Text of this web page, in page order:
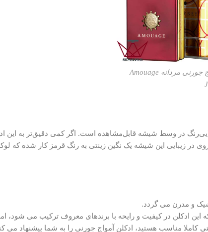
عطر ادکلن آمواج جورنی مردانه Amouage
در وسط شیشه قابل‌مشاهده است. اگر کمی دقیق‌تر به این
در زیبایی این شیشه‌ یک نگین زینتی به رنگ قرمز کار شده که
شیک و مدرن می‌ گردد.
این ادکلن در کیفیت و رایحه با برندهای معروف ترکیب می ‌شود،
کاملا مناسب هستید، ادکلن آمواج جورنی را به شما پیشنهاد می